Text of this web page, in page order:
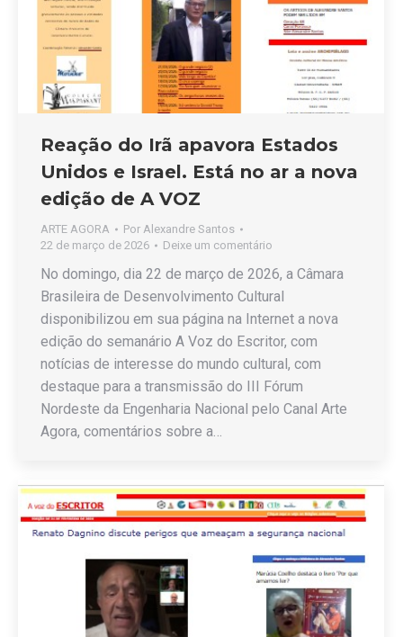
Reação do Irã apavora Estados
Unidos e Israel. Está no ar a nova
edição de A VOZ
ARTE AGORA Por Alexandre Santos
22 de março de 2026
Deixe um comentário
No domingo, dia 22 de março de 2026, a Câmara
Brasileira de Desenvolvimento Cultural
disponibilizou em sua página na Internet a nova
edição do semanário A Voz do Escritor, com
notícias de interesse do mundo cultural, com
destaque para a transmissão do III Fórum
Nordeste da Engenharia Nacional pelo Canal Arte
Agora, comentários sobre a…